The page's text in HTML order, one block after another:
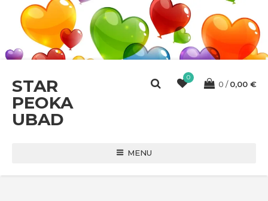
STAR
PEOKA
UBAD
0
0 0,00 €
MENU